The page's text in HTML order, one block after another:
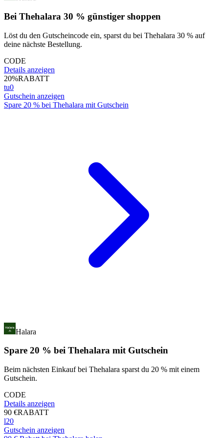
Bei Thehalara 30 % günstiger shoppen
Löst du den Gutscheincode ein, sparst du bei Thehalara 30 % auf
deine nächste Bestellung.
CODE
Details anzeigen
20%RABATT
tu0
Gutschein anzeigen
Spare 20 % bei Thehalara mit Gutschein
Halara
Spare 20 % bei Thehalara mit Gutschein
Beim nächsten Einkauf bei Thehalara sparst du 20 % mit einem
Gutschein.
CODE
Details anzeigen
90 €RABATT
l20
Gutschein anzeigen